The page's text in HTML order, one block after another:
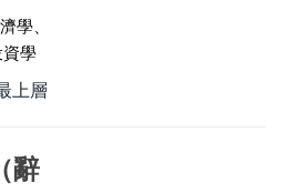
學、
學
上層
辭